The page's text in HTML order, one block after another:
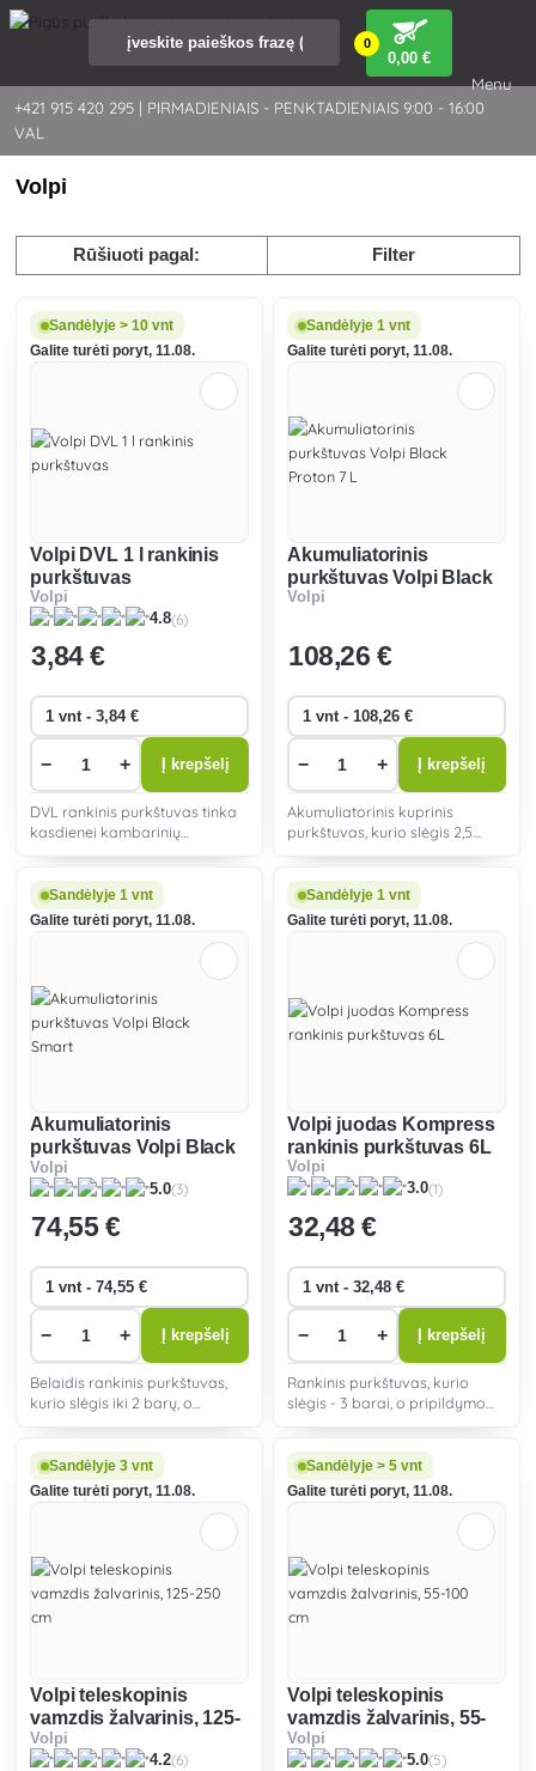
+421 915 420 295 | PIRMADIENIAIS - PENKTADIENIAIS 9:00 - 16:00
VAL
0
0,00 €
Menu
Volpi
Rūšiuoti pagal: Filter
Sandėlyje > 10 vnt
Galite turėti poryt, 11.08.
Volpi DVL 1 l rankinis
purkštuvas
Volpi
4.8(6)
3,84 €
− + Į krepšelį
DVL rankinis purkštuvas tinka
kasdienei kambarinių
vazoninių augalų priežiūrai
Sandėlyje 1 vnt
Galite turėti poryt, 11.08.
Akumuliatorinis
purkštuvas Volpi Black
Proton 7 L
Volpi
108,26 €
− + Į krepšelį
Akumuliatorinis kuprinis
purkštuvas, kurio slėgis 2,5
baro, o pripildymo talpa - 7
ir uždaroms patalpoms. Juo
galima nepertraukiamai dirbti
iki 4 valandų.
Sandėlyje 1 vnt
Galite turėti poryt, 11.08.
Akumuliatorinis
purkštuvas Volpi Black
Smart
Volpi
5.0(3)
74,55 €
− + Į krepšelį
Belaidis rankinis purkštuvas,
kurio slėgis iki 2 barų, o
pripildymo talpa - 5 litrai. Jis
uždaroms patalpoms. Leidžia
nepertraukiamai dirbti iki 2,5
Sandėlyje 1 vnt
Galite turėti poryt, 11.08.
Volpi juodas Kompress
rankinis purkštuvas 6L
Volpi
3.0(1)
32,48 €
− + Į krepšelį
Rankinis purkštuvas, kurio
slėgis - 3 barai, o pripildymo
talpa - 6 litrai. Tai idealus
soduose ar šiltnamiuose. Jis
skirtas visiems namų ūkio ir
mėgėjiškos veik
Sandėlyje 3 vnt
Galite turėti poryt, 11.08.
Volpi teleskopinis
vamzdis žalvarinis, 125-
250 cm
Volpi
4.2(6)
Sandėlyje > 5 vnt
Galite turėti poryt, 11.08.
Volpi teleskopinis
vamzdis žalvarinis, 55-
100 cm
Volpi
5.0(5)